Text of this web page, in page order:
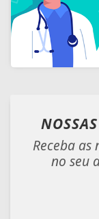
Receba
no seu